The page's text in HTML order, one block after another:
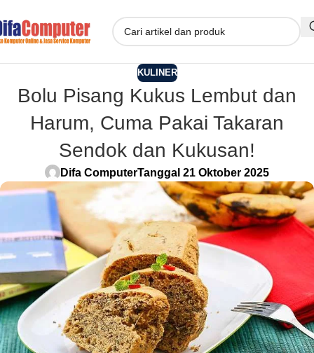
KULINER
Bolu Pisang Kukus Lembut dan
Harum, Cuma Pakai Takaran
Sendok dan Kukusan!
Difa ComputerTanggal 21 Oktober 2025